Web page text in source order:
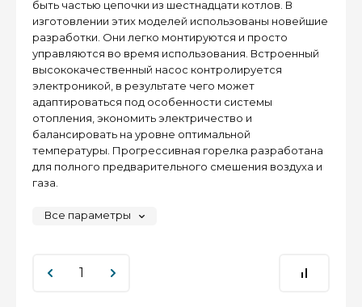
быть частью цепочки из шестнадцати котлов. В
изготовлении этих моделей использованы новейшие
разработки. Они легко монтируются и просто
управляются во время использования. Встроенный
высококачественный насос контролируется
электроникой, в результате чего может
адаптироваться под особенности системы
отопления, экономить электричество и
балансировать на уровне оптимальной
температуры. Прогрессивная горелка разработана
для полного предварительного смешения воздуха и
газа.
Все параметры